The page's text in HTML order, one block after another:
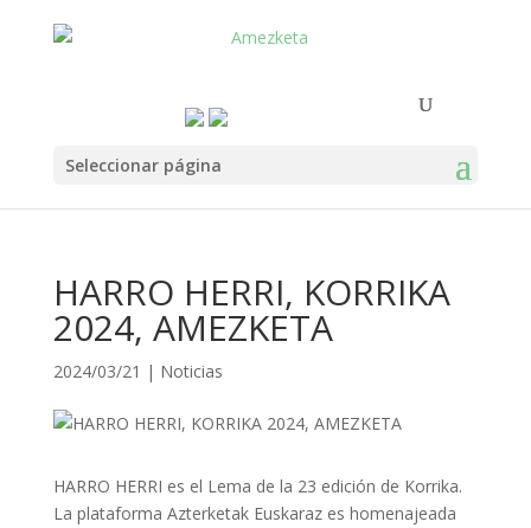
Seleccionar página
HARRO HERRI, KORRIKA
2024, AMEZKETA
2024/03/21 | Noticias
HARRO HERRI es el Lema de la 23 edición de Korrika.
La plataforma Azterketak Euskaraz es homenajeada